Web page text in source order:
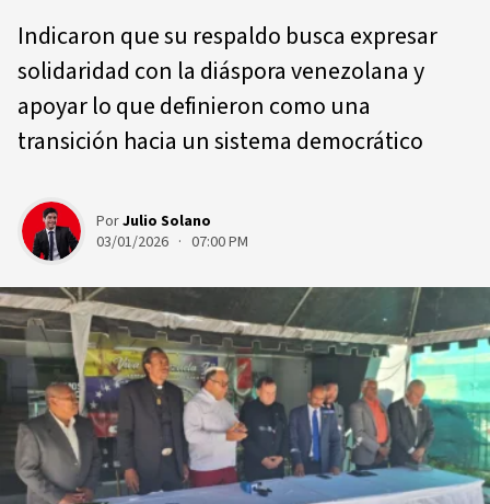
Indicaron que su respaldo busca expresar
solidaridad con la diáspora venezolana y
apoyar lo que definieron como una
transición hacia un sistema democrático
PorJulio Solano
03/01/2026 · 07:00 PM